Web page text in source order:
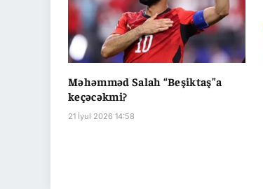
Məhəmməd Salah “Beşiktaş”a
keçəcəkmi?
21 İyul 2026 14:58